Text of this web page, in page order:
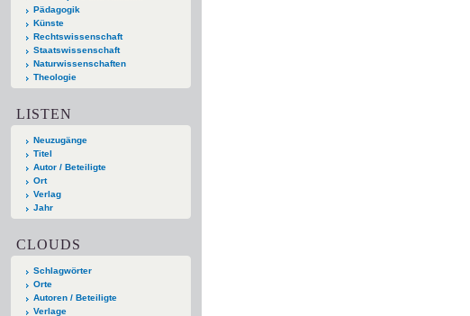
Pädagogik
Künste
Rechtswissenschaft
Staatswissenschaft
Naturwissenschaften
Theologie
LISTEN
Neuzugänge
Titel
Autor / Beteiligte
Ort
Verlag
Jahr
CLOUDS
Schlagwörter
Orte
Autoren / Beteiligte
Verlage